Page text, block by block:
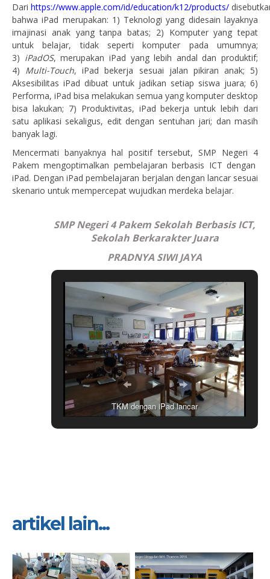
Dari https://www.apple.com/id/education/k12/products/
bahwa iPad merupakan: 1) Teknologi yang didesain layaknya
imajinasi anak yang tanpa batas; 2) Komputer yang tepat
untuk belajar, tidak seperti komputer pada umumnya;
3) iPadOS, merupakan iPad yang lebih andal dan produktif;
4) Multi-Touch, iPad bekerja sesuai jalan pikiran anak; 5)
Aksesibilitas iPad dibuat untuk jadikan setiap siswa juara; 6)
Performa, iPad bisa melakukan semua yang komputer desktop
bisa lakukan; 7) Produktivitas, iPad bekerja untuk lebih dari
satu aplikasi sekaligus, edit dengan sentuhan jari; dan masih
banyak lagi.
Mencermati banyaknya hal positif tersebut, SMP Negeri 4
Pakem mengoptimalkan pembelajaran berbasis ICT dengan
iPad. Dengan iPad pembelajaran berjalan dengan lancar sesuai
skenario untuk mempercepat wujudkan merdeka belajar.
SMP Negeri 4 Pakem Sekolah Berbasis ICT,
Sekolah Berkarakter Juara
PRADNYA SIWI JAYA
TKM dengan iPad lancar
artikel lain...